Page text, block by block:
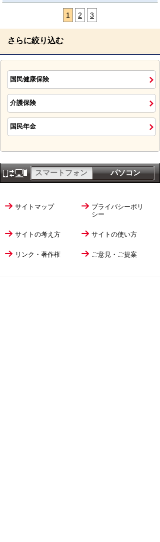
1 2 3
さらに絞り込む
国民健康保険
介護保険
国民年金
パソコン
スマートフォン
サイトマップ
プライバシーポリ
シー
サイトの考え方 サイトの使い方
リンク・著作権 ご意見・ご提案